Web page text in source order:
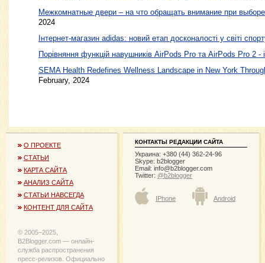
Межкомнатные двери – на что обращать внимание при
2024
Інтернет-магазин adidas: новий етап досконалості у світі
Порівняння функцій навушників AirPods Pro та AirPods Pro 2 -
SEMA Health Redefines Wellness Landscape in New York
February, 2024
О ПРОЕКТЕ
СТАТЬИ
КАРТА САЙТА
АНАЛИЗ САЙТА
СТАТЬИ НАВСЕГДА
КОНТЕНТ ДЛЯ САЙТА
© 2005−2025,
B2Blogger.com — онлайн-
служба распространения
пресс-релизов. Официально
КОНТАКТЫ РЕДАКЦИИ САЙТА
Украина: +380 (44) 362-24-96
Skype: b2blogger
Email: info@b2blogger.com
Twitter: @b2blogger
IPhone Android